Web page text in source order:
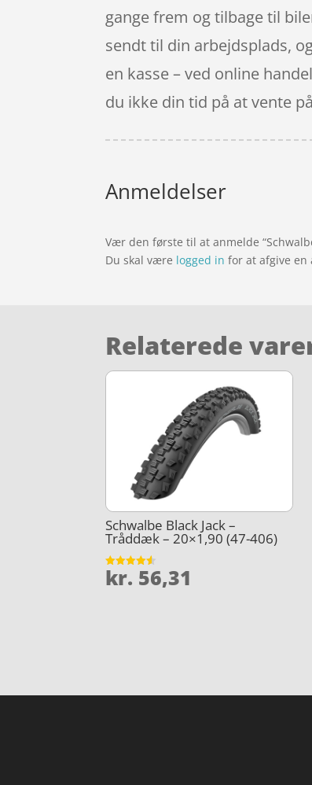
gange frem og tilbage til
sendt til din arbejdsplads,
en kasse – ved online
du ikke din tid på at vente
Anmeldelser
Vær den første til at anmelde
Du skal være logged in for at afgive en
Relaterede
Schwalbe Black Jack –
Tråddæk – 20×1,90 (47-406)
Vurderet
4.5
kr. 56,31